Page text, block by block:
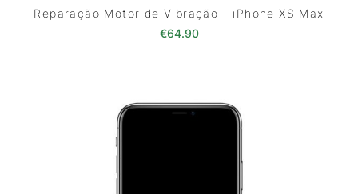
Reparação Motor de Vibração - iPhone XS Max
€64.90